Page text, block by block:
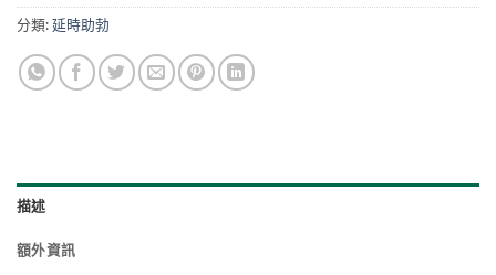
分類:延時助勃
描述
額外資訊